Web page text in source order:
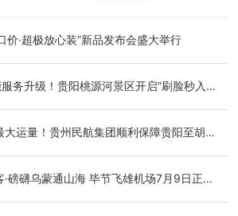
价·超极放心装”新品发布会盛大举行
务升级！贵阳桃源河景区开启“刷脸秒入
大运量！贵州民航集团顺利保障贵阳至胡
磅礴乌蒙通山海 毕节飞雄机场7月9日正式